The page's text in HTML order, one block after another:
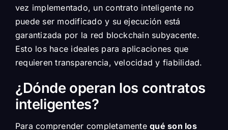
vez implementado, un contrato inteligente no
puede ser modificado y su ejecución está
garantizada por la red blockchain subyacente.
Esto los hace ideales para aplicaciones que
requieren transparencia, velocidad y fiabilidad.
¿Dónde operan los contratos
inteligentes?
Para comprender completamentequé son los